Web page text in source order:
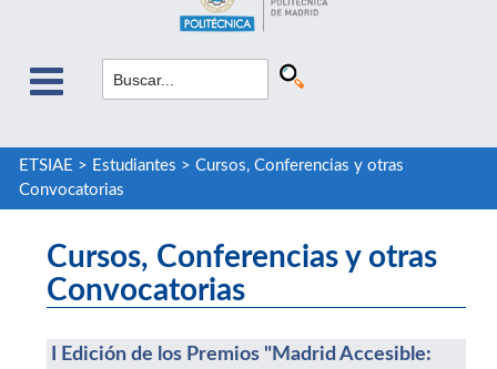
ETSIAE > Estudiantes > Cursos, Conferencias y otras
Convocatorias
Cursos, Conferencias y otras
Convocatorias
I Edición de los Premios "Madrid Accesible: